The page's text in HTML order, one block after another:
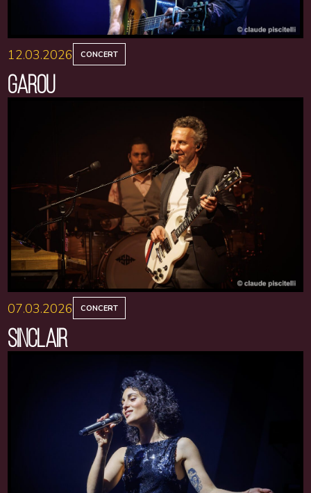
12.03.2026 CONCERT
GAROU
07.03.2026 CONCERT
SINCLAIR